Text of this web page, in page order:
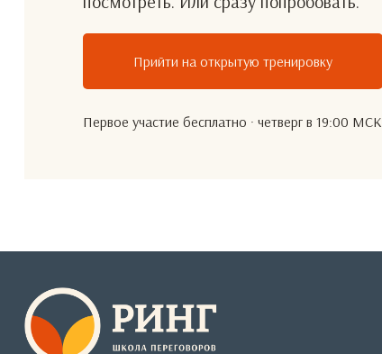
Прийти на открытую тренировку
Первое участие бесплатно · четверг в 19:00 МСК